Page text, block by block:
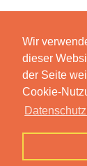
Wir
dieser
der Seite
Cookie-